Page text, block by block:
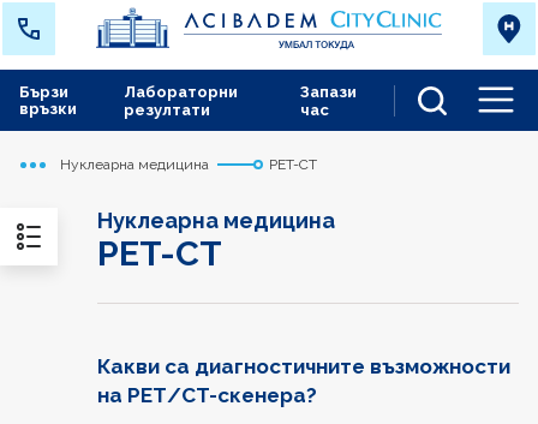
Лабораторни
резултати
Запази
час
Бързи
връзки
Начало
Токуда
Медицински дейности
Нуклеарна медицина PET-CT
Нуклеарна медицина
PET-CT
Какви са диагностичните възможности
на РЕТ/CT-скенера?